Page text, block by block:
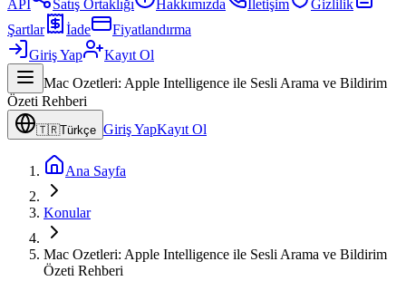
API
Satış Ortaklığı Hakkımızda İletişim
Gizlilik
Şartlar
İade
Fiyatlandırma
Giriş Yap
Kayıt Ol
Mac Ozetleri: Apple Intelligence ile Sesli Arama ve Bildirim
Özeti Rehberi
🇹🇷Türkçe Giriş YapKayıt Ol
Ana Sayfa
Konular
Mac Ozetleri: Apple Intelligence ile Sesli Arama ve Bildirim
Özeti Rehberi